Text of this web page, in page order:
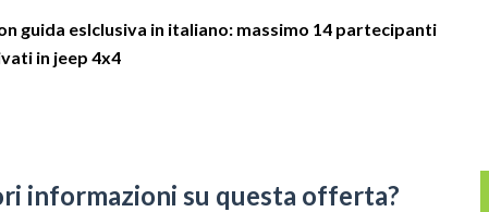
guida eslclusiva in italiano: massimo 14 partecipanti
in jeep 4x4
informazioni su questa offerta?